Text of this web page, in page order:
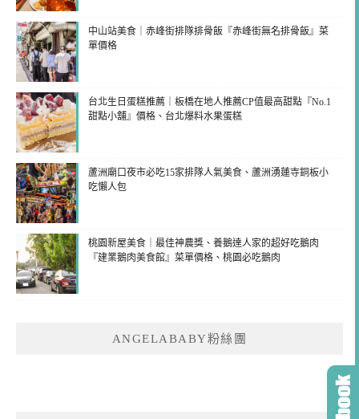
中山站美食｜赤峰街排隊排骨飯『赤峰街無名排骨飯』菜
單價格
台北生日蛋糕推薦｜板橋在地人推薦CP值最高甜點『No.1
甜點小舖』價格、台北爆料水果蛋糕
蘆洲廟口夜市必吃15家排隊人氣美食、蘆洲湧蓮寺銅板小
吃懶人包
桃園新屋美食｜最佳神農獎、養鵝達人家的超好吃鵝肉
『建業鵝肉美食館』菜單價格、桃園必吃鵝肉
ANGELABABY粉絲團